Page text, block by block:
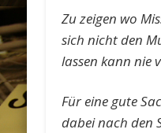
Zu zeigen wo
sich nicht den
lassen kann nie
Für eine gute
dabei nach den